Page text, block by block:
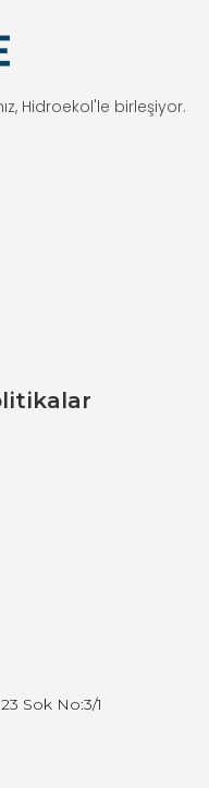
Hidroekol'le birleşiyor.
Sok No:3/1